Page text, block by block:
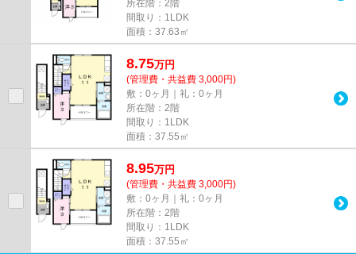
所在階：2階
間取り：1LDK
面積：37.63㎡
8.75万円
(管理費・共益費 3,000円)
敷：0ヶ月｜礼：0ヶ月
所在階：2階
間取り：1LDK
面積：37.55㎡
8.95万円
(管理費・共益費 3,000円)
敷：0ヶ月｜礼：0ヶ月
所在階：2階
間取り：1LDK
面積：37.55㎡